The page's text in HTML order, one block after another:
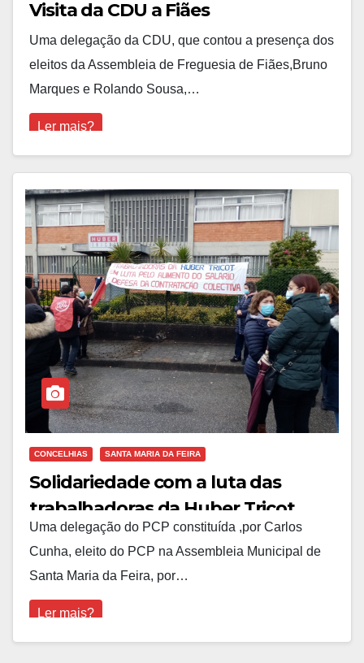
Visita da CDU a Fiães
Uma delegação da CDU, que contou a presença dos
eleitos da Assembleia de Freguesia de Fiães,Bruno
Marques e Rolando Sousa,…
Ler mais?
CONCELHIAS SANTA MARIA DA FEIRA
Solidariedade com a luta das
trabalhadoras da Huber Tricot
Uma delegação do PCP constituída ,por Carlos
Cunha, eleito do PCP na Assembleia Municipal de
Santa Maria da Feira, por…
Ler mais?